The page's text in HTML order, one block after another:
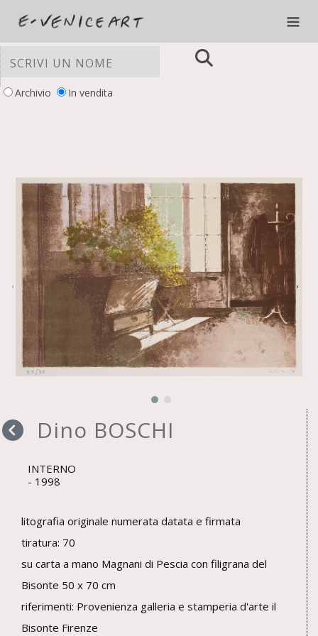
Archivio In vendita
‹ ›
Dino BOSCHI
INTERNO
1998
litografia originale numerata datata e firmata
tiratura: 70
su carta a mano Magnani di Pescia con filigrana del
Bisonte 50 x 70 cm
riferimenti: Provenienza galleria e stamperia d'arte il
Bisonte Firenze